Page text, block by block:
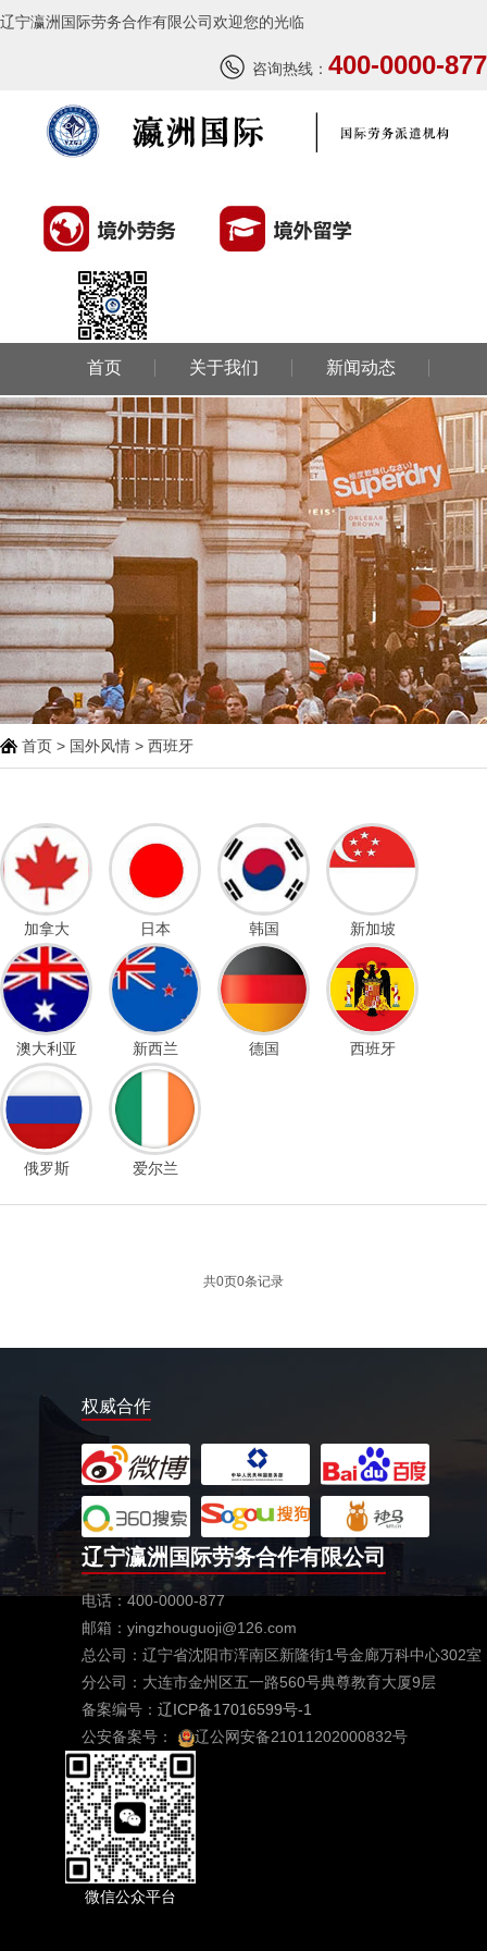
辽宁瀛洲国际劳务合作有限公司欢迎您的光临
咨询热线： 400-0000-877
首页 关于我们 新闻动态
环球劳务 环球留学 国外风情
成功案例 联系我们
首页 > 国外风情 > 西班牙
加拿大 日本 韩国 新加坡
澳大利亚 新西兰 德国 西班牙
俄罗斯 爱尔兰
共0页0条记录
权威合作
辽宁瀛洲国际劳务合作有限公司
电话：400-0000-877
邮箱：yingzhouguoji@126.com
总公司：辽宁省沈阳市浑南区新隆街1号金廊万科中心302室
分公司：大连市金州区五一路560号典尊教育大厦9层
备案编号： 辽ICP备17016599号-1
公安备案号：
辽公网安备21011202000832号
微信公众平台